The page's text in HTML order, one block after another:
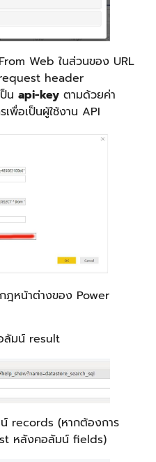
Web ในส่วนของ URL
header
น api-key ตามด้วยค่า
พื่อเป็นผู้ใช้งาน API
กฎหน้าต่างของ Power
ลัมน์ result
records (หากต้องการ
หลังคอลัมน์ fields)